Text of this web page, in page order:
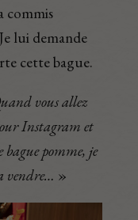
commis
lui demande
cette bague.
vous allez
Instagram et
pomme, je
vendre… »